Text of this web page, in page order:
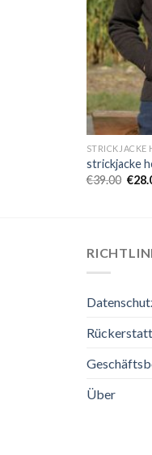
STRICKJACKE
strickjacke
€39.00 €
Über